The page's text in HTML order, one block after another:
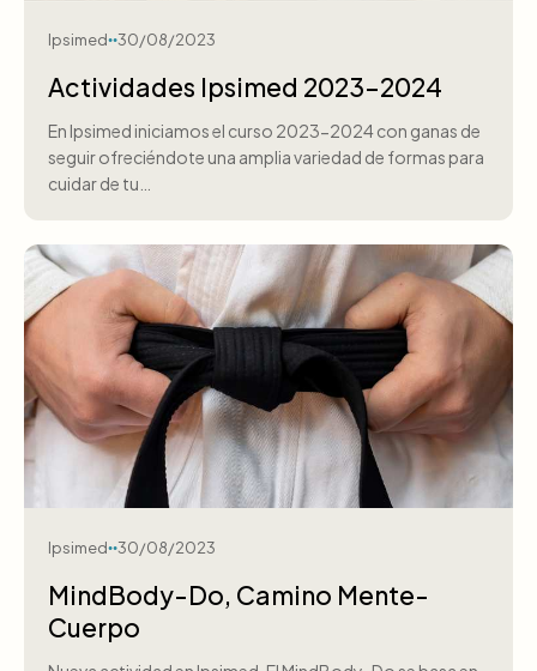
Ipsimed 30/08/2023
Actividades Ipsimed 2023-2024
En Ipsimed iniciamos el curso 2023-2024 con ganas de
seguir ofreciéndote una amplia variedad de formas para
cuidar de tu…
Ipsimed 30/08/2023
MindBody-Do, Camino Mente-
Cuerpo